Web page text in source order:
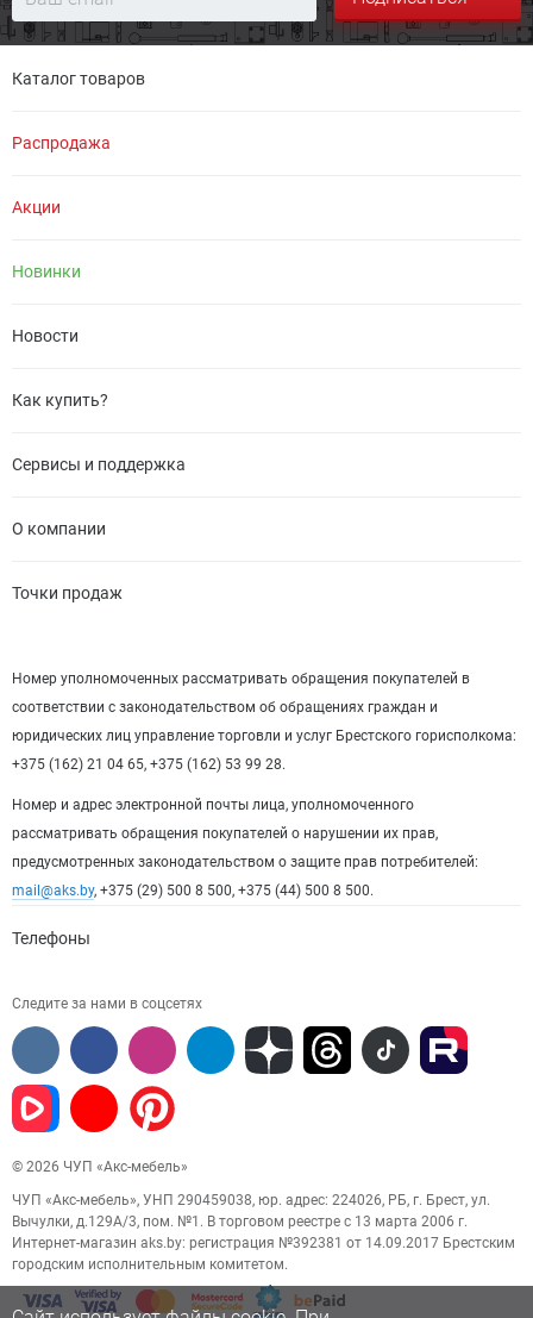
Каталог товаров
Распродажа
Акции
Новинки
Новости
Как купить?
Сервисы и поддержка
О компании
Точки продаж
Номер уполномоченных рассматривать обращения покупателей в
соответствии с законодательством об обращениях граждан и
юридических лиц управление торговли и услуг Брестского горисполкома:
+375 (162) 21 04 65, +375 (162) 53 99 28.
Номер и адрес электронной почты лица, уполномоченного
рассматривать обращения покупателей о нарушении их прав,
предусмотренных законодательством о защите прав потребителей:
mail@aks.by, +375 (29) 500 8 500, +375 (44) 500 8 500.
Телефоны
Следите за нами в соцсетях
© 2026 ЧУП «Акс-мебель»
ЧУП «Акс-мебель», УНП 290459038, юр. адрес: 224026, РБ, г. Брест, ул.
Вычулки, д.129А/3, пом. №1. В торговом реестре с 13 марта 2006 г.
Интернет-магазин aks.by: регистрация №392381 от 14.09.2017 Брестским
городским исполнительным комитетом.